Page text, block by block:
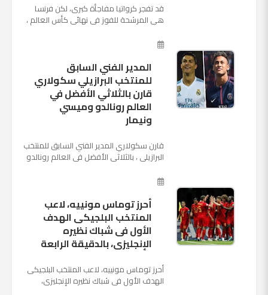
قد تفجر كرواتيا مفاجأة كبرى، لكن فرنسا
هي المرشحة للفوز في نهائي كأس العالم ،
الروسية في يوم شديد الح...
المدير الفني السابق
للمنتخب البرازيلي سكولاري
قارن بالثلاثي الأفضل في
العالم رونالدو وميسي
ونيمار
قارن سكولاري المدير الفني السابق للمنتخب
البرازيلي ، بالثلاثي الأفضل في العالم رونالدو
نجم ...
أحرز توماس مونييه، لاعب
المنتخب البلجيكى الهدف
الأول فى شباك نظيره
الإنجليزى، بالدقيقة الرابعة
أحرز توماس مونييه، لاعب المنتخب البلجيكى
الهدف الأول فى شباك نظيره الإنجليزى،